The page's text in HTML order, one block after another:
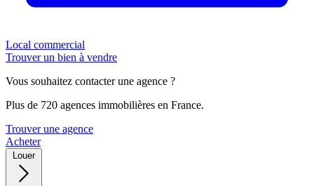
Local commercial
Trouver un bien à vendre
Vous souhaitez contacter une agence ?
Plus de 720 agences immobilières en France.
Trouver une agence
Acheter
Louer